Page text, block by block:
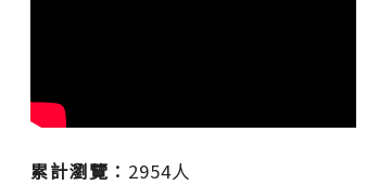
累計瀏覽︰ 2954人